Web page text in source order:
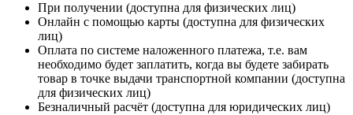
При получении (доступна для физических лиц)
Онлайн с помощью карты (доступна для физических
лиц)
Оплата по системе наложенного платежа, т.е. вам
необходимо будет заплатить, когда вы будете забирать
товар в точке выдачи транспортной компании (доступна
для физических лиц)
Безналичный расчёт (доступна для юридических лиц)